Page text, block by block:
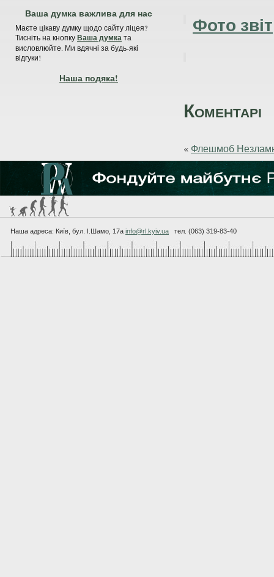
Ваша думка важлива для нас
Маєте цікаву думку щодо сайту ліцея?
Тисніть на кнопкуВаша думката
висловлюйте. Ми вдячні за будь-які
відгуки!
Наша подяка!
Фото звіт
Коментарі
« Флешмоб
Наша адреса: Київ, бул. I.Шамо, 17а info@rl.kyiv.ua тел. (063) 319-83-40